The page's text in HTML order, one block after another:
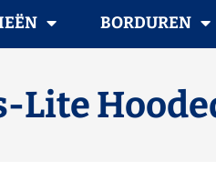
BORDUREN
Lite